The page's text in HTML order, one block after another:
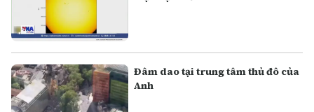
Đâm dao tại trung tâm thủ đô của
Anh